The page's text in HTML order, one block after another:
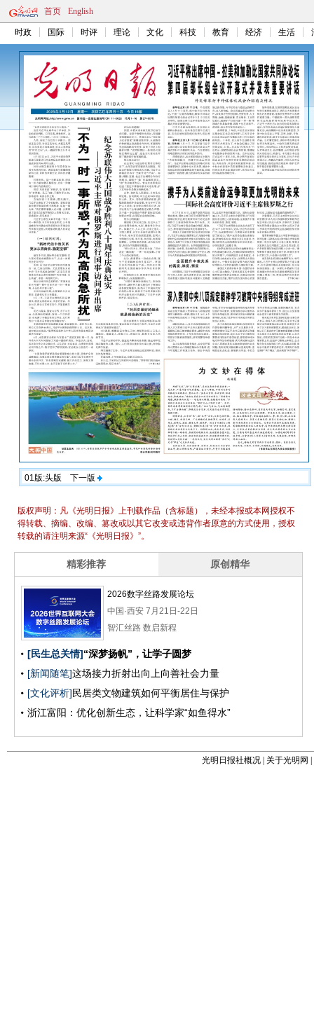
首页 English
时政 国际 时评 理论 文化 科技 教育 经济 生活
01版:头版 下一版
光明日报社概况 关于光明网